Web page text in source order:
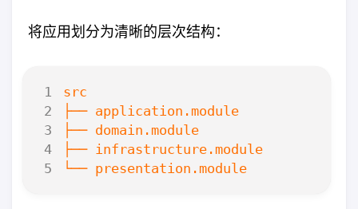
将应用划分为清晰的层次结构：
4
├── application.module
├── domain.module
├── infrastructure.module
└── presentation.module